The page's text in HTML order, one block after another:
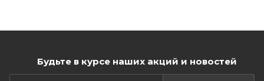
Будьте в курсе наших акций и новостей